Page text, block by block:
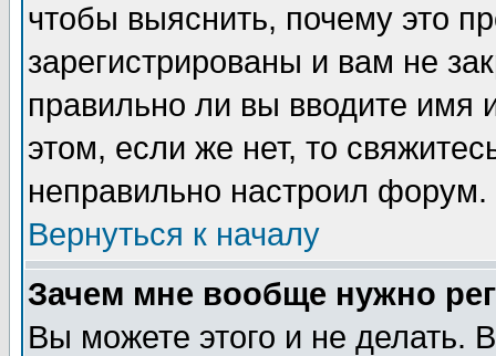
чтобы выяснить, почему это
зарегистрированы и вам не
правильно ли вы вводите
этом, если же нет, то
неправильно настроил форум.
Вернуться к началу
Зачем мне вообще нужно
Вы можете этого и не делать.